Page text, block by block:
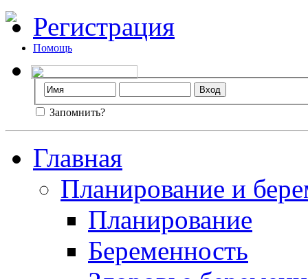
Регистрация
Помощь
Запомнить?
Главная
Планирование и
Планирование
Беременность